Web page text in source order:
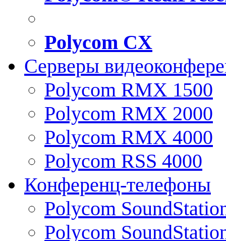
Polycom CX
Серверы
Polycom RMX 1500
Polycom RMX 2000
Polycom RMX 4000
Polycom RSS 4000
Конференц-телефоны
Polycom
Polycom